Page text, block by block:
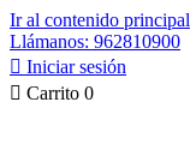
Ir al contenido principal
Llámanos: 962810900
 Iniciar sesión
 Carrito 0